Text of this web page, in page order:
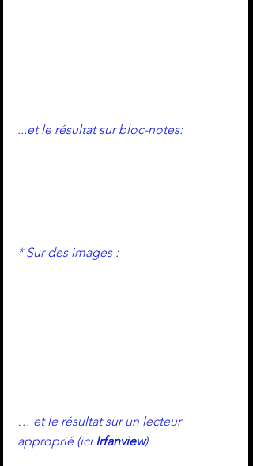
...et le résultat sur bloc-notes:
* Sur des images :
… et le résultat sur un lecteur
approprié (ici Irfanview)